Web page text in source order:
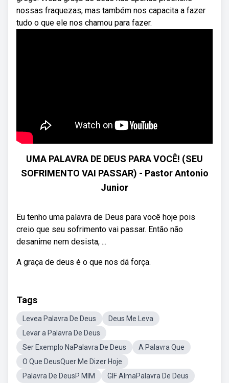
nossas fraquezas, mas também nos capacita a fazer
tudo o que ele nos chamou para fazer.
UMA PALAVRA DE DEUS PARA VOCÊ! (SEU
SOFRIMENTO VAI PASSAR) - Pastor Antonio
Junior
Eu tenho uma palavra de Deus para você hoje pois
creio que seu sofrimento vai passar. Então não
desanime nem desista, ...
A graça de deus é o que nos dá força.
Tags
Levea Palavra De Deus
Deus Me Leva
Levar a Palavra De Deus
Ser Exemplo NaPalavra De Deus
A Palavra Que
O Que DeusQuer Me Dizer Hoje
Palavra De DeusP MIM
GIF AlmaPalavra De Deus